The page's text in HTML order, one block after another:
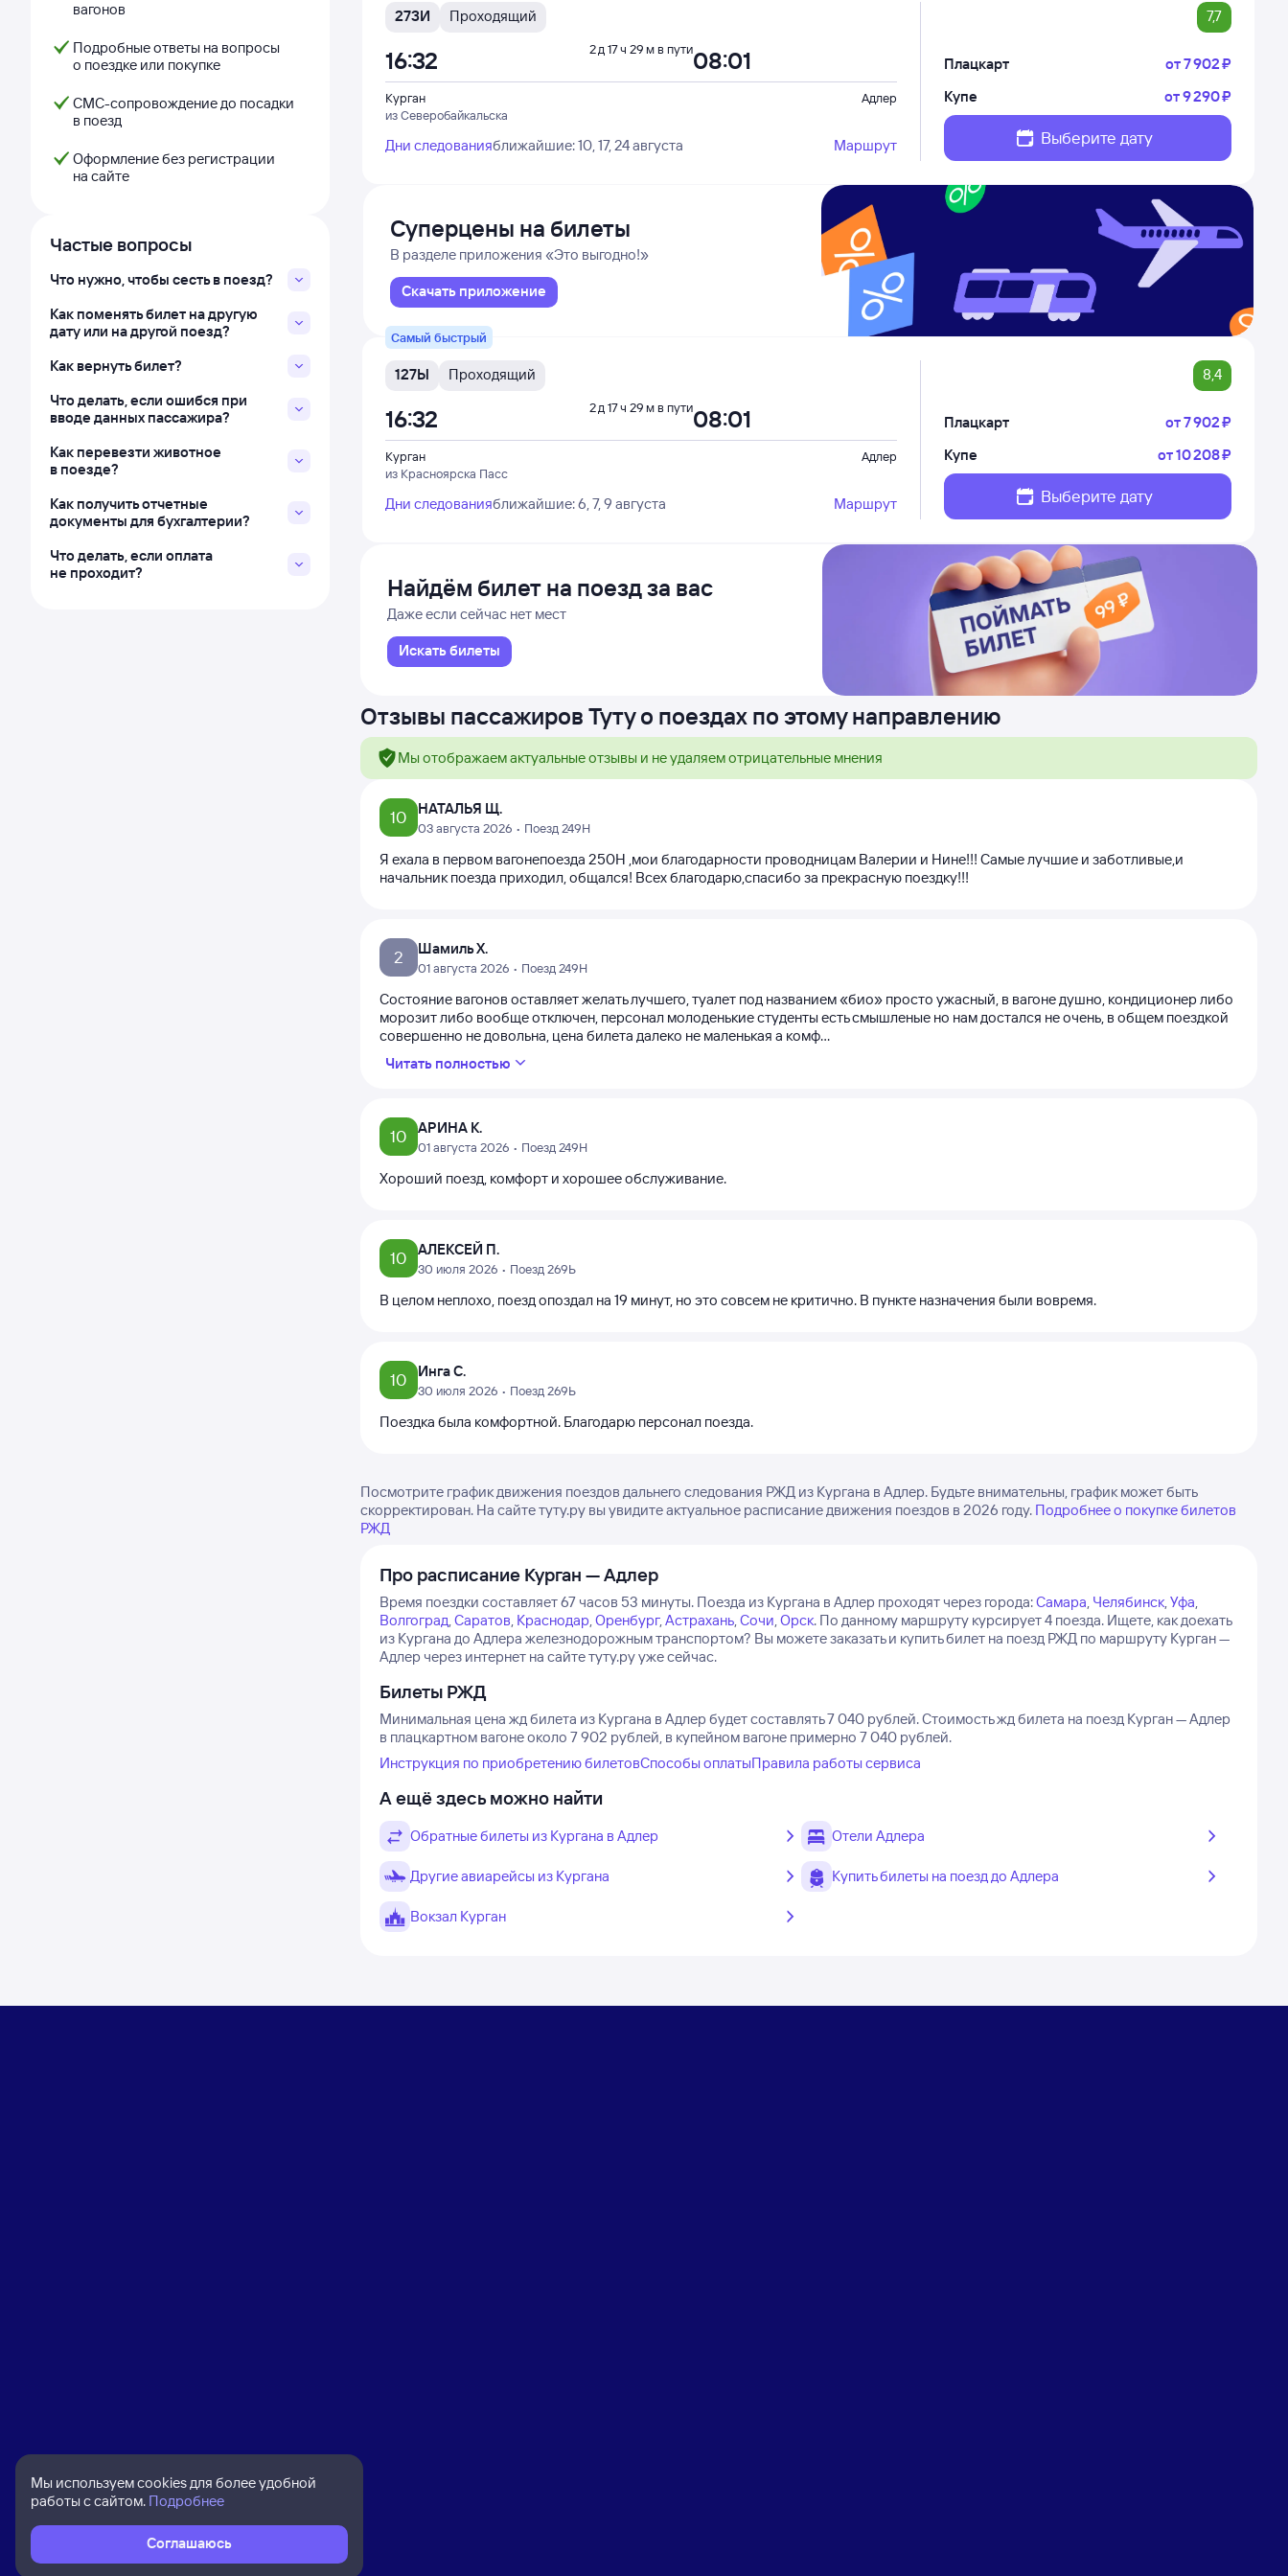
вагонов
Подробные ответы на вопросы
о поездке или покупке
СМС-сопровождение до посадки
в поезд
Оформление без регистрации
на сайте
Частые вопросы
Что нужно, чтобы сесть в поезд?
Как поменять билет на другую
дату или на другой поезд?
Как вернуть билет?
Что делать, если ошибся при
вводе данных пассажира?
Как перевезти животное
в поезде?
Как получить отчетные
документы для бухгалтерии?
Что делать, если оплата
не проходит?
273И Проходящий 7,7
Курган
из Северобайкальска
Адлер
16:32 08:01
2 д 17 ч 29 м в пути
Дни следованияближайшие: 10, 17, 24 августа Маршрут
Плацкарт от7 ⁠902 ⁠₽
Купе
от9 ⁠290 ⁠₽
Выберите дату
Суперцены на билеты
В разделе приложения «Это выгодно!»
Скачать приложение
Самый быстрый
127Ы Проходящий 8,4
Курган
из Красноярска Пасс
Адлер
16:32 08:01
2 д 17 ч 29 м в пути
Дни следованияближайшие: 6, 7, 9 августа Маршрут
Плацкарт от7 ⁠902 ⁠₽
Купе
от10 ⁠208 ⁠₽
Выберите дату
Найдём билет на поезд за вас
Даже если сейчас нет мест
Искать билеты
Отзывы пассажиров Туту о поездах по этому направлению
Мы отображаем актуальные отзывы и не удаляем отрицательные мнения
10 НАТАЛЬЯ Щ.
03 августа 2026 • Поезд 249Н
Я ехала в первом вагонепоезда 250Н ,мои благодарности проводницам Валерии и Нине!!! Самые лучшие и заботливые,и
начальник поезда приходил, общался! Всех благодарю,спасибо за прекрасную поездку!!!
2 Шамиль Х.
01 августа 2026 • Поезд 249Н
Состояние вагонов оставляет желать лучшего, туалет под названием «био» просто ужасный, в вагоне душно, кондиционер либо
морозит либо вообще отключен, персонал молоденькие студенты есть смышленые но нам достался не очень, в общем поездкой
совершенно не довольна, цена билета далеко не маленькая а комф...
Читать полностью
10 АРИНА К.
01 августа 2026 • Поезд 249Н
Хороший поезд, комфорт и хорошее обслуживание.
10 АЛЕКСЕЙ П.
30 июля 2026 • Поезд 269Ь
В целом неплохо, поезд опоздал на 19 минут, но это совсем не критично. В пункте назначения были вовремя.
10 Инга С.
30 июля 2026 • Поезд 269Ь
Поездка была комфортной. Благодарю персонал поезда.
Посмотрите график движения поездов дальнего следования РЖД из Кургана в Адлер. Будьте внимательны, график может быть
скорректирован. На сайте туту.ру вы увидите актуальное расписание движения поездов в 2026 году. Подробнее о покупке билетов
РЖД
Про расписание Курган — Адлер
Время поездки составляет 67 часов 53 минуты. Поезда из Кургана в Адлер проходят через города:Самара, Челябинск,Уфа,
Волгоград,Саратов, Краснодар,Оренбург,Астрахань,Сочи,Орск. По данному маршруту курсирует 4 поезда. Ищете, как доехать
из Кургана до Адлера железнодорожным транспортом? Вы можете заказать и купить билет на поезд РЖД по маршруту Курган —
Адлер через интернет на сайте туту.ру уже сейчас.
Билеты РЖД
Минимальная цена жд билета из Кургана в Адлер будет составлять 7 040 рублей.Стоимость жд билета на поезд Курган — Адлер
в плацкартном вагоне около 7 902 рублей, в купейном вагоне примерно 7 040 рублей.
Инструкция по приобретению билетовСпособы оплатыПравила работы сервиса
А ещё здесь можно найти
Обратные билеты из Кургана в Адлер Отели Адлера
Другие авиарейсы из Кургана Купить билеты на поезд до Адлера
Вокзал Курган
Мы используем cookies для более удобной
работы с сайтом. Подробнее
Соглашаюсь